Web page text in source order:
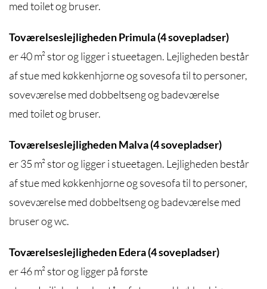
med toilet og bruser.
Toværelseslejligheden Primula (4 sovepladser)
er 40 m² stor og ligger i stueetagen. Lejligheden består
af stue med køkkenhjørne og sovesofa til to personer,
soveværelse med dobbeltseng og badeværelse
med toilet og bruser.
Toværelseslejligheden Malva (4 sovepladser)
er 35 m² stor og ligger i stueetagen. Lejligheden består
af stue med køkkenhjørne og sovesofa til to personer,
soveværelse med dobbeltseng og badeværelse med
bruser og wc.
Toværelseslejligheden Edera (4 sovepladser)
er 46 m² stor og ligger på første